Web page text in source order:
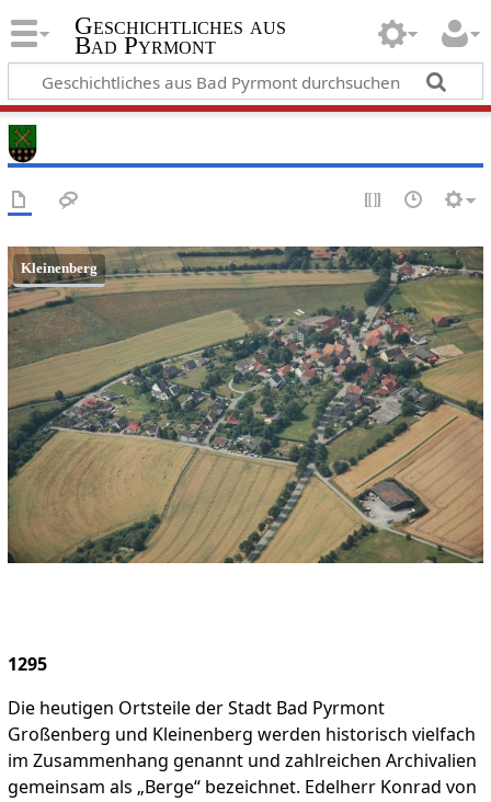
Geschichtliches aus
Bad Pyrmont
Kleinenberg
1295
Die heutigen Ortsteile der Stadt Bad Pyrmont
Großenberg und Kleinenberg werden historisch vielfach
im Zusammenhang genannt und zahlreichen Archivalien
gemeinsam als „Berge“ bezeichnet. Edelherr Konrad von